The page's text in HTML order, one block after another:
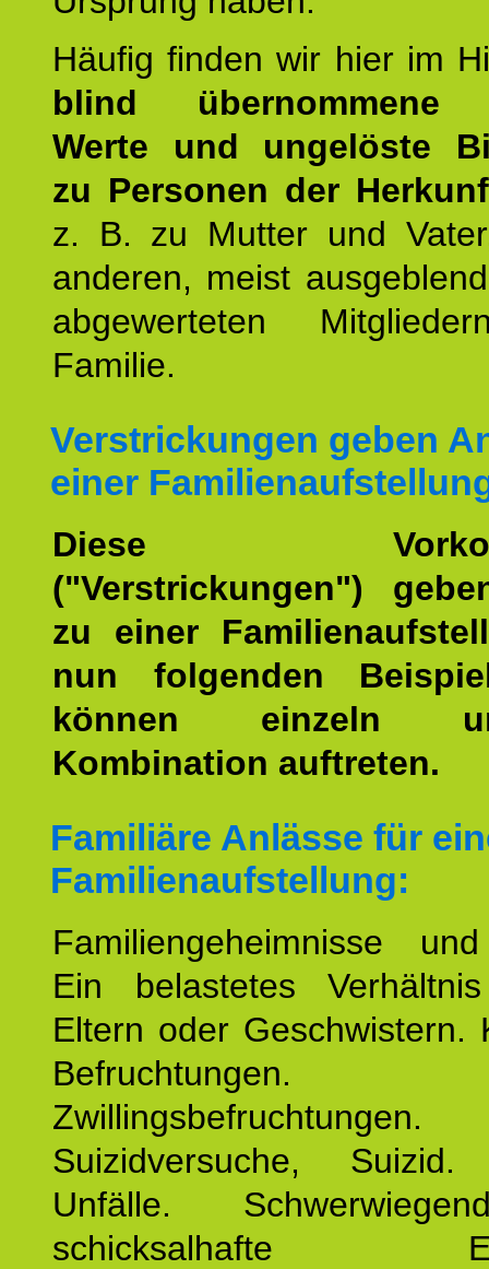
Häufig finden wir hier im
blind übernommene
Werte und ungelöste
zu Personen der
z. B. zu Mutter und
anderen, meist
abgewerteten
Familie.
Verstrickungen geben
einer
Diese
("Verstrickungen")
zu einer
nun folgenden
können einzeln
Kombination auftreten.
Familiäre Anlässe für
Familienaufstellung:
Familiengeheimnisse
Ein belastetes
Eltern oder Geschwistern.
Befruchtungen.
Zwillingsbefruchtungen.
Suizidversuche, Suizid.
Unfälle.
schicksalhafte